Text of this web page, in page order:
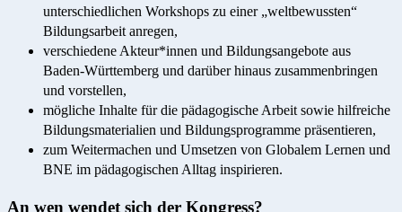
unterschiedlichen Workshops zu einer „weltbewussten“
Bildungsarbeit anregen,
verschiedene Akteur*innen und Bildungsangebote aus
Baden-Württemberg und darüber hinaus zusammenbringen
und vorstellen,
mögliche Inhalte für die pädagogische Arbeit sowie hilfreiche
Bildungsmaterialien und Bildungsprogramme präsentieren,
zum Weitermachen und Umsetzen von Globalem Lernen und
BNE im pädagogischen Alltag inspirieren.
An wen wendet sich der Kongress?